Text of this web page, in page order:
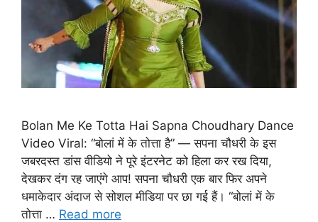
Bolan Me Ke Totta Hai Sapna Choudhary Dance
Video Viral: “बोलां में के तोत्ता है” — सपना चौधरी के इस
जबरदस्त डांस वीडियो ने पूरे इंटरनेट को हिला कर रख दिया,
देखकर दंग रह जाएंगे आप! सपना चौधरी एक बार फिर अपने
धमाकेदार अंदाज से सोशल मीडिया पर छा गई हैं। “बोलां में के
तोत्ता … Read more